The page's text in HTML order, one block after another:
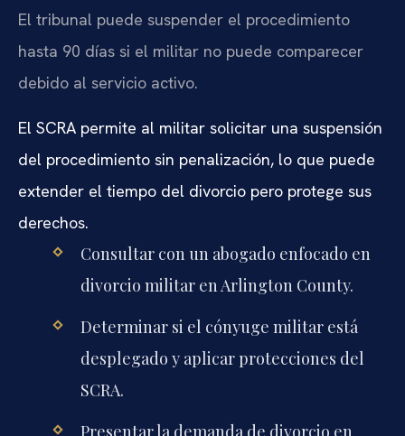
El tribunal puede suspender el procedimiento
hasta 90 días si el militar no puede comparecer
debido al servicio activo.
El SCRA permite al militar solicitar una suspensión
del procedimiento sin penalización, lo que puede
extender el tiempo del divorcio pero protege sus
derechos.
Consultar con un abogado enfocado en
divorcio militar en Arlington County.
Determinar si el cónyuge militar está
desplegado y aplicar protecciones del
SCRA.
Presentar la demanda de divorcio en